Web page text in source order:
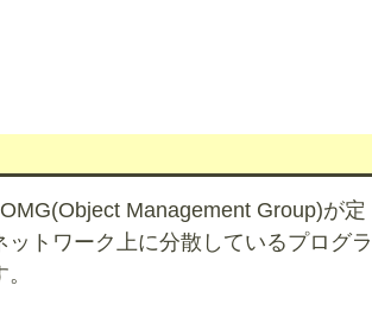
Management Group)が定
トワーク上に分散しているプログラ